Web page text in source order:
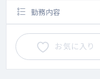
勤務内容
お気に入り